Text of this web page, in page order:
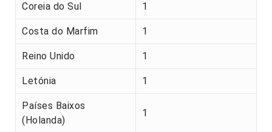
Coreia do Sul 1
Costa do Marfim 1
Reino Unido 1
Letónia 1
Países Baixos
(Holanda)
1